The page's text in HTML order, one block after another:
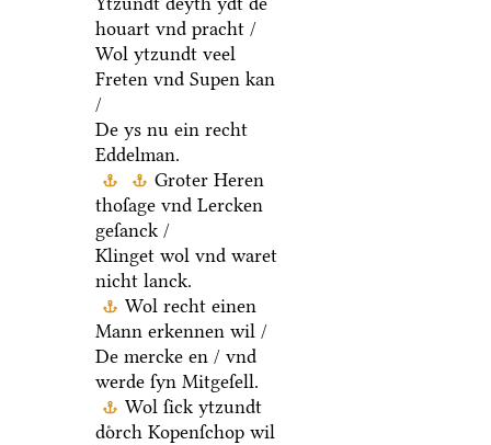
houart vnd pracht /
Wol ytzundt veel
Freten vnd Supen kan
/
De ys nu ein recht
Eddelman.
Groter Heren
thoſage vnd Lercken
geſanck /
Klinget wol vnd waret
nicht lanck.
Wol recht einen
Mann erkennen wil /
De mercke en / vnd
werde ſyn Mitgeſell.
Wol ſick ytzundt
doͤrch Kopenſchop wil